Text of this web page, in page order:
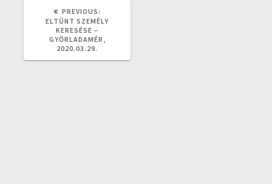
PREVIOUS:
POST:
ELTŰNT SZEMÉLY
KERESÉSE –
GYŐRLADAMÉR,
2020.03.29.